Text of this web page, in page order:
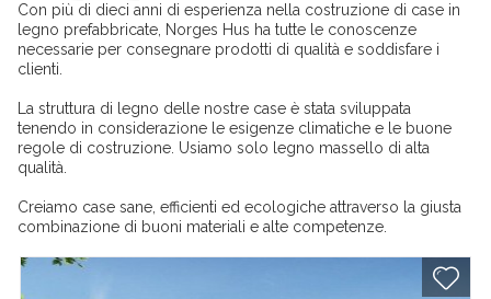
Con più di dieci anni di esperienza nella costruzione di case in
legno prefabbricate, Norges Hus ha tutte le conoscenze
necessarie per consegnare prodotti di qualità e soddisfare i
clienti.
La struttura di legno delle nostre case è stata sviluppata
tenendo in considerazione le esigenze climatiche e le buone
regole di costruzione. Usiamo solo legno massello di alta
qualità.
Creiamo case sane, efficienti ed ecologiche attraverso la giusta
combinazione di buoni materiali e alte competenze.